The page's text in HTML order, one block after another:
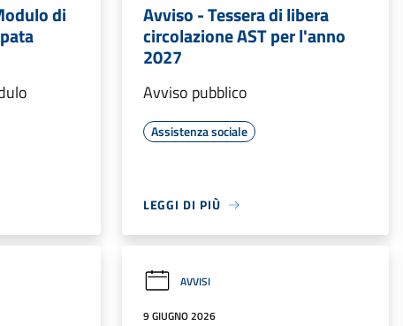
di Avviso - Tessera di libera
circolazione AST per l'anno
2027
Avviso pubblico
Assistenza sociale
LEGGI DI PIÙ
AVVISI
9 GIUGNO 2026